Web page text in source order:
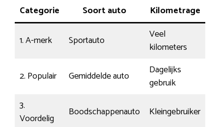
Categorie Soort auto Kilometrage
1. A-merk Sportauto
Veel
kilometers
2. Populair Gemiddelde auto
Dagelijks
gebruik
3.
Voordelig
Boodschappenauto Kleingebruiker